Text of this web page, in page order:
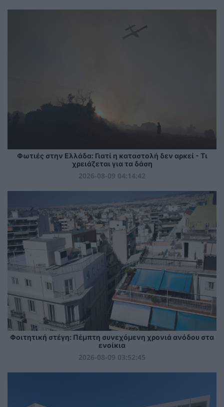
Φωτιές στην Ελλάδα: Γιατί η καταστολή δεν αρκεί - Τι
χρειάζεται για τα δάση
2026-08-09 04:14:42
Φοιτητική στέγη: Πέμπτη συνεχόμενη χρονιά ανόδου στα
ενοίκια
2026-08-09 03:52:45